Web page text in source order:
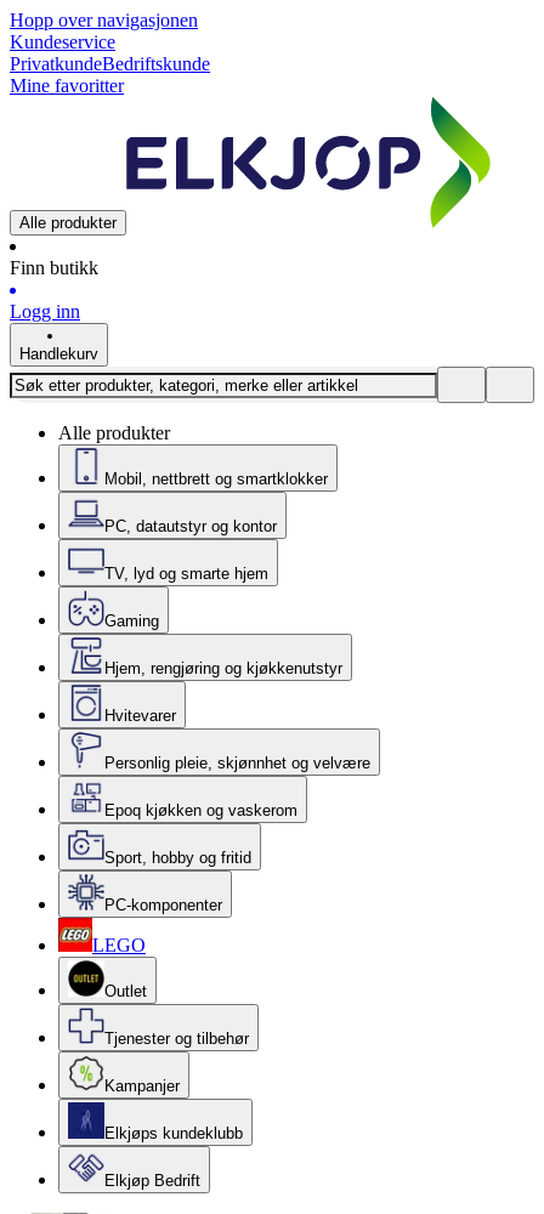
Hopp over navigasjonen
Kundeservice
PrivatkundeBedriftskunde
Mine favoritter
Alle produkter
Finn butikk
Logg inn
Handlekurv
Alle produkter
Mobil, nettbrett og smartklokker
PC, datautstyr og kontor
TV, lyd og smarte hjem
Gaming
Hjem, rengjøring og kjøkkenutstyr
Hvitevarer
Personlig pleie, skjønnhet og velvære
Epoq kjøkken og vaskerom
Sport, hobby og fritid
PC-komponenter
LEGO
Outlet
Tjenester og tilbehør
Kampanjer
Elkjøps kundeklubb
Elkjøp Bedrift